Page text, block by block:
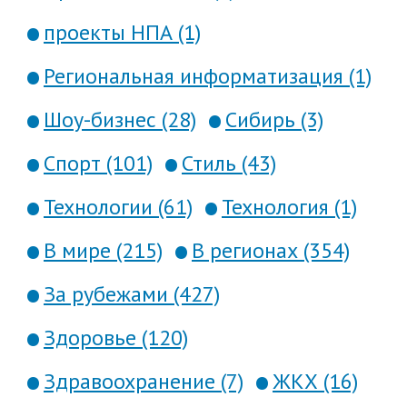
проекты НПА (1)
Региональная информатизация (1)
Шоу-бизнес (28)
Сибирь (3)
Спорт (101)
Стиль (43)
Технологии (61)
Технология (1)
В мире (215)
В регионах (354)
За рубежами (427)
Здоровье (120)
Здравоохранение (7)
ЖКХ (16)